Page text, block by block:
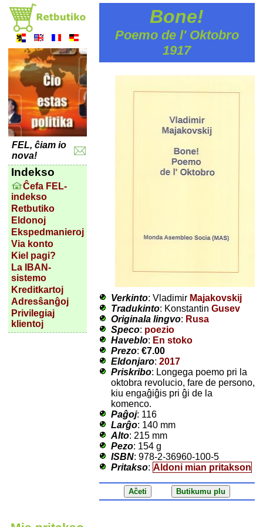
FEL, ĉiam io
nova!
Indekso
Ĉefa FEL-
indekso
Retbutiko
Eldonoj
Ekspedmanieroj
Via konto
Kiel pagi?
La IBAN-
sistemo
Kreditkartoj
Adresŝanĝoj
Privilegiaj
klientoj
Bone!
Poemo de l' Oktobro
1917
Verkinto: Vladimir Majakovskij
Tradukinto: Konstantin Gusev
Originala lingvo: Rusa
Speco: poezio
Haveblo: En stoko
Prezo: €7.00
Eldonjaro: 2017
Priskribo: Longega poemo pri la
oktobra revolucio, fare de persono,
kiu engaĝiĝis pri ĝi de la
komenco.
Paĝoj: 116
Larĝo: 140 mm
Alto: 215 mm
Pezo: 154 g
ISBN: 978-2-36960-100-5
Pritakso: Aldoni mian pritakson